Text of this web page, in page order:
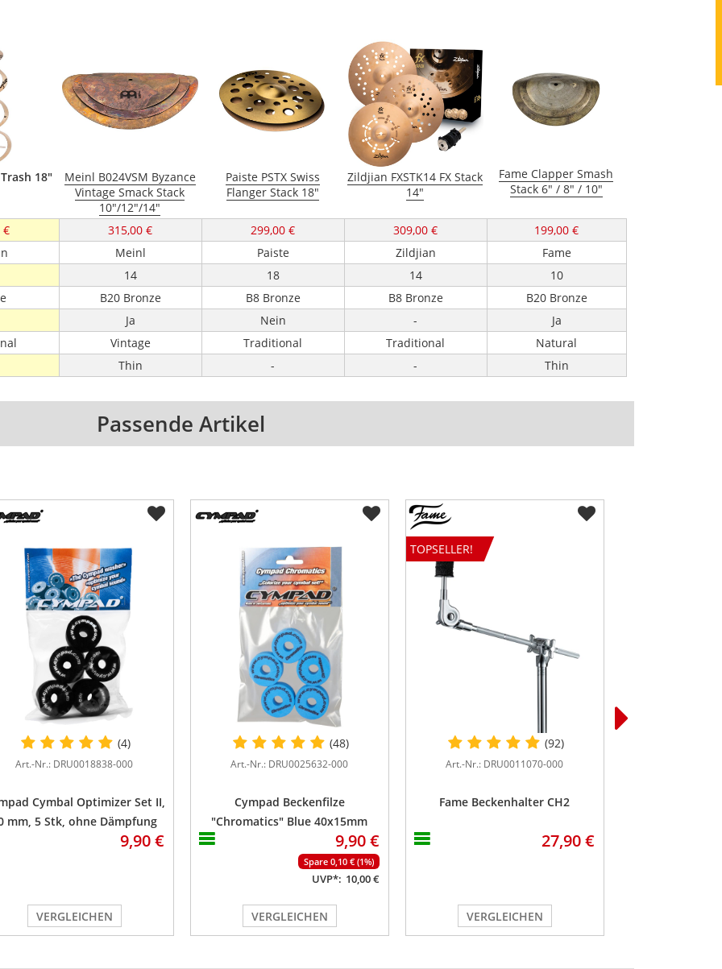
18"
Meinl B024VSM Byzance
Vintage Smack Stack
10"/12"/14"
Paiste PSTX Swiss
Flanger Stack 18"
Zildjian FXSTK14 FX Stack
14"
Fame Clapper Smash
Stack 6" / 8" / 10"
€ 315,00 € 299,00 € 309,00 €
199,00 €
Meinl Paiste Zildjian
Fame
14
18 14
10
B20 Bronze B8 Bronze B8 Bronze
B20 Bronze
Ja Nein -
Ja
Vintage Traditional Traditional
Natural
Thin
- - Thin
Passende Artikel
(4)
Art.-Nr.: DRU0018838-000
Cymbal Optimizer Set II,
mm, 5 Stk, ohne Dämpfung
9,90 €
VERGLEICHEN
(48)
Art.-Nr.: DRU0025632-000
Cympad Beckenfilze
"Chromatics" Blue 40x15mm
9,90 €
Spare 0,10 € (1%)
UVP*: 10,00 €
VERGLEICHEN
TOPSELLER!
(92)
Art.-Nr.: DRU0011070-000
Fame Beckenhalter CH2
27,90 €
VERGLEICHEN